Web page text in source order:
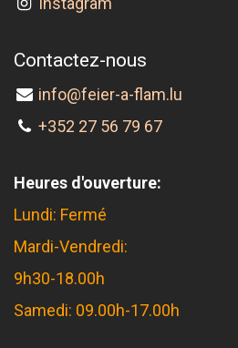
Contactez-nous
info@feier-a-flam.lu
+352 27 56 79 67
Heures d'ouverture:
Lundi: Fermé
Mardi-Vendredi:
9h30-18.00h
Samedi: 09.00h-17.00h